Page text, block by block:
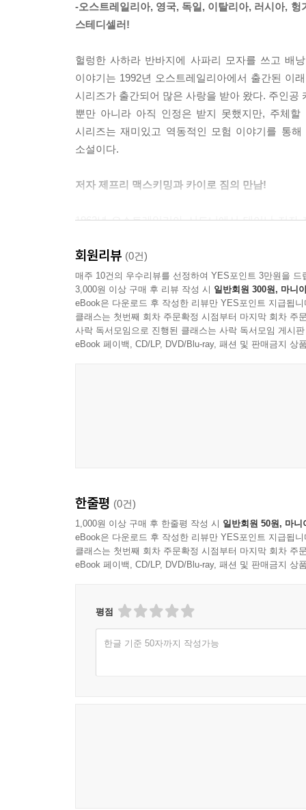
-오스트레일리아, 영국, 독일, 이탈리아, 러시아,
스테디셀러!
헐렁한 사하라 반바지에 사파리 모자를 쓰고 배
이야기는 1992년 오스트레일리아에서 출간된 이
시리즈가 출간되어 많은 사랑을 받아 왔다. 주인
뿐만 아니라 아직 인정은 받지 못했지만, 주체
시리즈는 재미있고 역동적인 모험 이야기를 통
소설이다.
저자 제프리 맥스키밍과 카이로 짐의 만남!
1962년 오스트레일리아 시드니에서 태어난 저
탐정 카이로 짐이었다. 카이로 짐은 커다란 마코
고대 유적지를 돌아다니며 모험을 했고, 그 모험
다니기 시작했고, 아직 살아 있는 유물 학회 회원
15부작 〈고고학 탐정 카이로 짐〉 시리즈라는 인
저자의 실제 경험을 바탕으로 한 생생한 모험 이야
회원리뷰 (0건)
매주 10건의 우수리뷰를 선정하여 YES포인트 3만원을 드
3,000원 이상 구매 후 리뷰 작성 시 일반회원 300원, 마니
eBook은 다운로드 후 작성한 리뷰만 YES포인트 지급됩니
클래스는 첫번째 회차 주문확정 시점부터 마지막 회차 주
사락 독서모임으로 진행된 클래스는 사락 독서모임 게시
eBook 페이백, CD/LP, DVD/Blu-ray, 패션 및 판매금지 상
한줄평 (0건)
1,000원 이상 구매 후 한줄평 작성 시 일반회원 50원, 마니
eBook은 다운로드 후 작성한 리뷰만 YES포인트 지급됩니
클래스는 첫번째 회차 주문확정 시점부터 마지막 회차 주
eBook 페이백, CD/LP, DVD/Blu-ray, 패션 및 판매금지 상
평점
한글 기준 50자까지 작성가능